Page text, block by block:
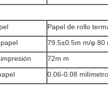
Papel de rollo
79.5±0.5m m/φ 80
72m m
0.06-0.08